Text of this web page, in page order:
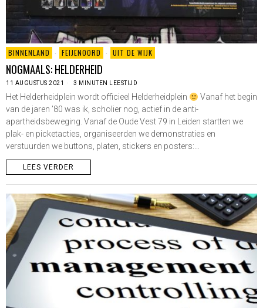
BINNENLAND · FEIJENOORD · UIT DE WIJK
NOGMAALS: HELDERHEID
11 AUGUSTUS 2021 3 MINUTEN LEESTIJD
Het Helderheidplein wordt officieel Helderheidplein
Vanaf het begin
van de jaren ’80 was ik, scholier nog, actief in de anti-
apartheidsbeweging. Vanaf de Oude Vest 79 in Leiden startten we
plak- en picketacties, organiseerden we demonstraties en
verstuurden we buttons, platen, stickers en posters:…
LEES VERDER